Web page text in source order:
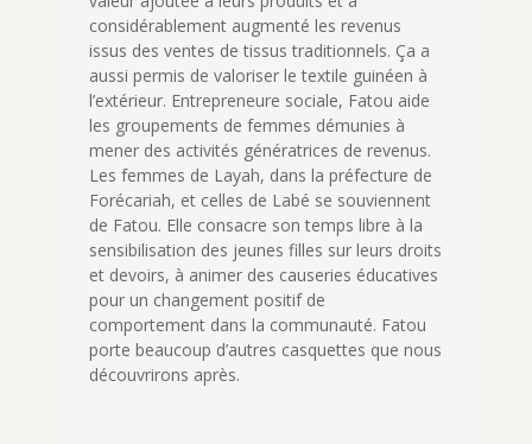
considérablement augmenté les revenus
issus des ventes de tissus traditionnels. Ça a
aussi permis de valoriser le textile guinéen à
l’extérieur. Entrepreneure sociale, Fatou aide
les groupements de femmes démunies à
mener des activités génératrices de revenus.
Les femmes de Layah, dans la préfecture de
Forécariah, et celles de Labé se souviennent
de Fatou. Elle consacre son temps libre à la
sensibilisation des jeunes filles sur leurs droits
et devoirs, à animer des causeries éducatives
pour un changement positif de
comportement dans la communauté. Fatou
porte beaucoup d’autres casquettes que nous
découvrirons après.